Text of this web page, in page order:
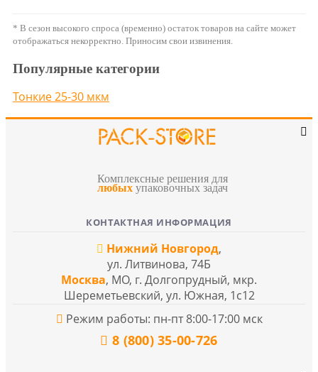
* В сезон высокого спроса (временно) остаток товаров на сайте может
отображаться некорректно. Приносим свои извинения.
Популярные категории
Тонкие 25-30 мкм
Комплексные решения для
любых упаковочных задач
КОНТАКТНАЯ ИНФОРМАЦИЯ
Нижний Новгород,
ул. Литвинова, 74Б
Москва, МО, г. Долгопрудный, мкр.
Шереметьевский, ул. Южная, 1с12
Режим работы: пн-пт 8:00-17:00 мск
8 (800) 35-00-726